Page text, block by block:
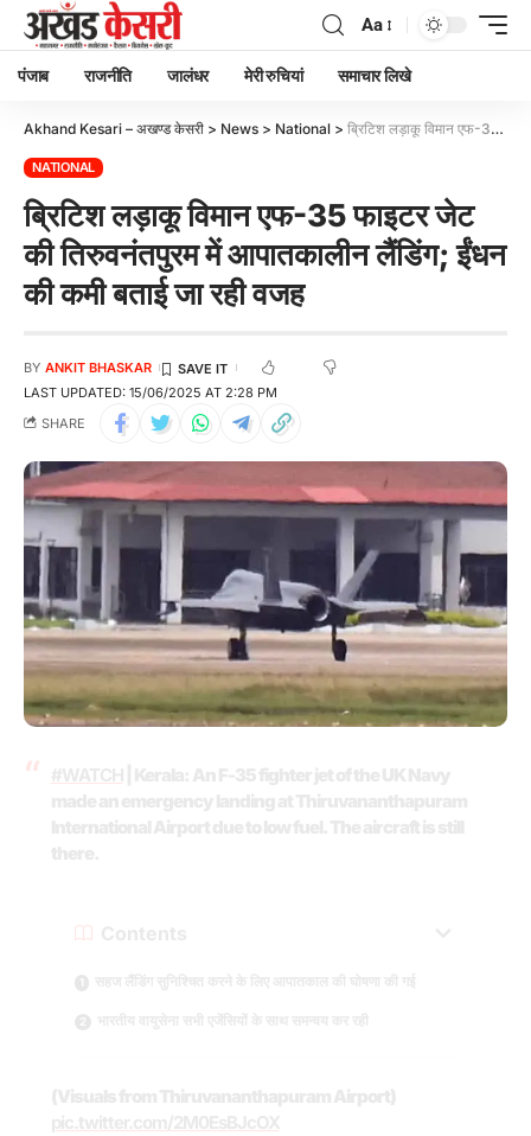
Aa
पंजाब राजनीति जालंधर मेरी रुचियां समाचार लिखे
Akhand Kesari – अखण्ड केसरी > News > National > ब्रिटिश लड़ाकू विमान एफ-35 फाइटर जेट की तिरुवनंतपुरम में आपातकालीन लैंडिंग; ईंधन की कमी बताई जा रही वजह
NATIONAL
ब्रिटिश लड़ाकू विमान एफ-35 फाइटर जेट
की तिरुवनंतपुरम में आपातकालीन लैंडिंग; ईंधन
की कमी बताई जा रही वजह
LAST UPDATED: 15/06/2025 AT 2:28 PM
BY ANKIT BHASKAR
SHARE